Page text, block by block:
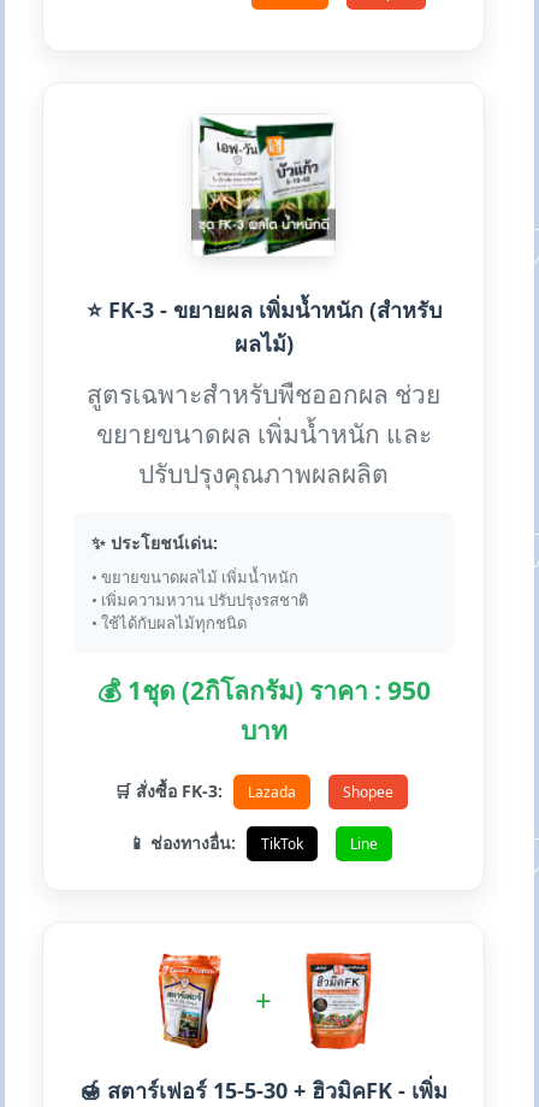
⭐ FK-3 - ขยายผล เพิ่มน้ำหนัก (สำหรับ
ผลไม้)
สูตรเฉพาะสำหรับพืชออกผล ช่วย
ขยายขนาดผล เพิ่มน้ำหนัก และ
ปรับปรุงคุณภาพผลผลิต
✨ ประโยชน์เด่น:
• ขยายขนาดผลไม้ เพิ่มน้ำหนัก
• เพิ่มความหวาน ปรับปรุงรสชาติ
• ใช้ได้กับผลไม้ทุกชนิด
💰 1ชุด (2กิโลกรัม) ราคา : 950
บาท
🛒 สั่งซื้อ FK-3: Lazada Shopee
📱 ช่องทางอื่น: TikTok Line
+
🍯 สตาร์เฟอร์ 15-5-30 + ฮิวมิคFK - เพิ่ม